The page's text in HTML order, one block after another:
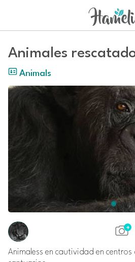
Animales
Animals
Animaless en cautividad en centros